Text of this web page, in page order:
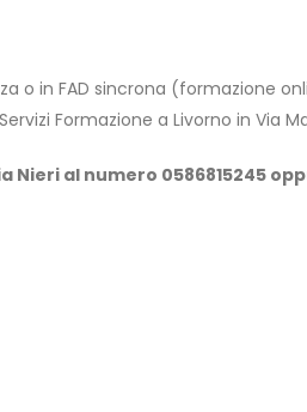
o in FAD sincrona (formazione
Formazione a Livorno in Via
al numero 0586815245